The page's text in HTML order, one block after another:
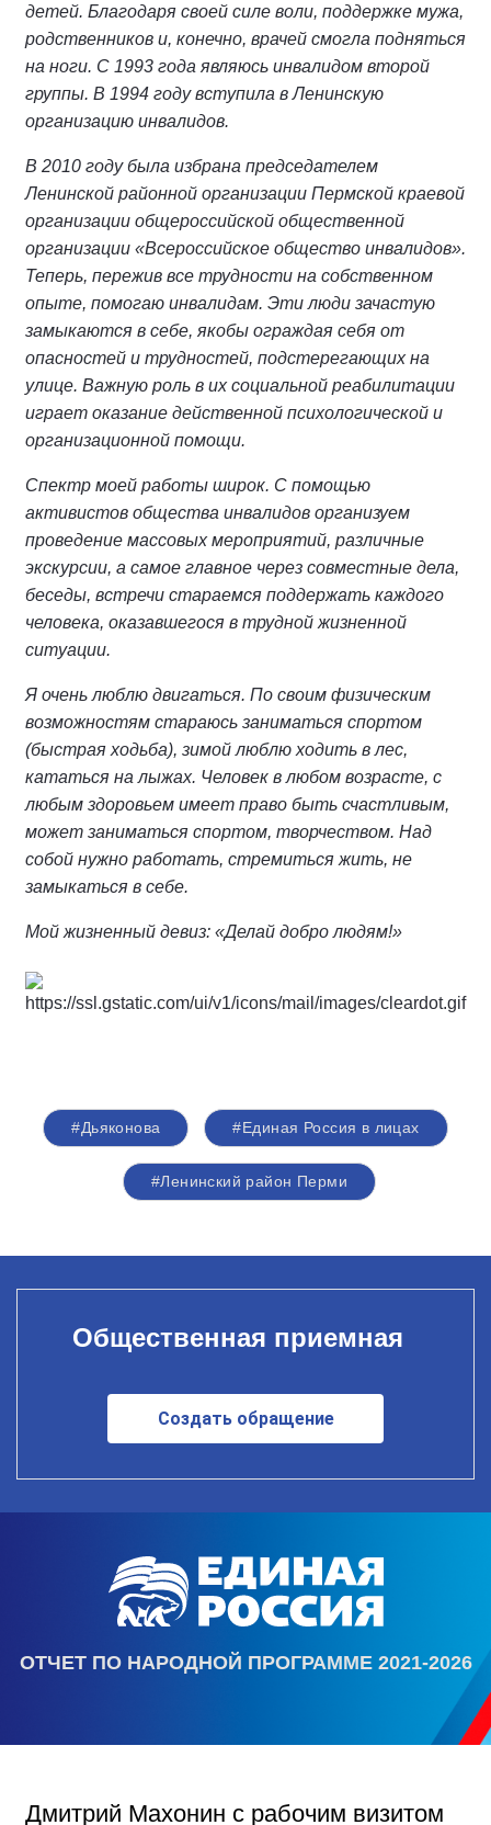
детей. Благодаря своей силе воли, поддержке мужа,
родственников и, конечно, врачей смогла подняться
на ноги. С 1993 года являюсь инвалидом второй
группы. В 1994 году вступила в Ленинскую
организацию инвалидов.
В 2010 году была избрана председателем
Ленинской районной организации Пермской краевой
организации общероссийской общественной
организации «Всероссийское общество инвалидов».
Теперь, пережив все трудности на собственном
опыте, помогаю инвалидам. Эти люди зачастую
замыкаются в себе, якобы ограждая себя от
опасностей и трудностей, подстерегающих на
улице. Важную роль в их социальной реабилитации
играет оказание действенной психологической и
организационной помощи.
Спектр моей работы широк. С помощью
активистов общества инвалидов организуем
проведение массовых мероприятий, различные
экскурсии, а самое главное через совместные дела,
беседы, встречи стараемся поддержать каждого
человека, оказавшегося в трудной жизненной
ситуации.
Я очень люблю двигаться. По своим физическим
возможностям стараюсь заниматься спортом
(быстрая ходьба), зимой люблю ходить в лес,
кататься на лыжах. Человек в любом возрасте, с
любым здоровьем имеет право быть счастливым,
может заниматься спортом, творчеством. Над
собой нужно работать, стремиться жить, не
замыкаться в себе.
Мой жизненный девиз: «Делай добро людям!»
#Дьяконова #Единая Россия в лицах
#Ленинский район Перми
Общественная приемная
Создать обращение
ОТЧЕТ ПО НАРОДНОЙ ПРОГРАММЕ 2021-2026
Дмитрий Махонин с рабочим визитом